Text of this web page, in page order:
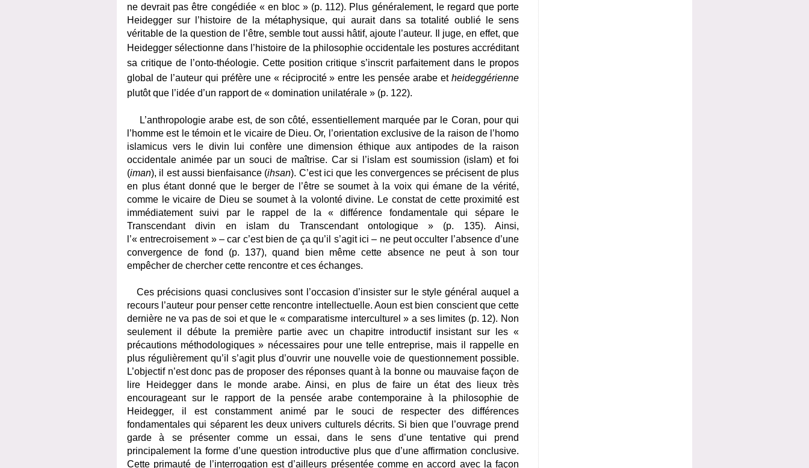
ne devrait pas être congédiée « en bloc » (p. 112). Plus généralement, le regard que porte
Heidegger sur l’histoire de la métaphysique, qui aurait dans sa totalité oublié le sens
véritable de la question de l’être, semble tout aussi hâtif, ajoute l’auteur. Il juge, en effet, que
Heideggersélectionne dans l’histoire de la philosophie occidentale les postures accréditant
sa critique de l’onto-théologie. Cette position critique s’inscrit parfaitement dans le propos
global de l’auteur qui préfère une « réciprocité » entre les pensée arabe et heideggérienne
plutôt que l’idée d’un rapport de « domination unilatérale » (p. 122).
L’anthropologie arabe est, de son côté, essentiellement marquée par le Coran, pour qui
l’homme est le témoin et le vicaire de Dieu. Or, l’orientation exclusive de la raison de l’homo
islamicus vers le divin lui confère une dimension éthique aux antipodes de la raison
occidentale animée par un souci de maîtrise. Car si l’islam est soumission (islam) et foi
(iman), il est aussi bienfaisance (ihsan). C’est ici que les convergences se précisent de plus
en plus étant donné que le berger de l’être se soumet à la voix qui émane de la vérité,
comme le vicaire de Dieu se soumet à la volonté divine. Le constat de cette proximité est
immédiatement suivi par le rappel de la « différence fondamentale qui sépare le
Transcendant divin en islam du Transcendant ontologique » (p. 135). Ainsi,
l’« entrecroisement » – car c’est bien de ça qu’il s’agit ici – ne peut occulter l’absence d’une
convergence de fond (p. 137), quand bien même cette absence ne peut à son tour
empêcher de chercher cette rencontre et ces échanges.
Ces précisions quasi conclusives sont l’occasion d’insister sur le style général auquel a
recours l’auteur pour penser cette rencontre intellectuelle. Aoun est bien conscient que cette
dernière ne va pas de soi et que le « comparatisme interculturel » a ses limites (p. 12). Non
seulement il débute la première partie avec un chapitre introductif insistant sur les «
précautions méthodologiques » nécessaires pour une telle entreprise, mais il rappelle en
plus régulièrement qu’il s’agit plus d’ouvrir une nouvelle voie de questionnement possible.
L’objectif n’est donc pas de proposer des réponses quant à la bonne ou mauvaise façon de
lire Heidegger dans le monde arabe. Ainsi, en plus de faire un état des lieux très
encourageant sur le rapport de la pensée arabe contemporaine à la philosophie de
Heidegger, il est constamment animé par le souci de respecter des différences
fondamentales qui séparent les deux univers culturels décrits. Si bien que l’ouvrage prend
garde à se présenter comme un essai, dans le sens d’une tentative qui prend
principalement la forme d’une question introductive plus que d’une affirmation conclusive.
Cette primauté de l’interrogation est d’ailleurs présentée comme en accord avec la façon